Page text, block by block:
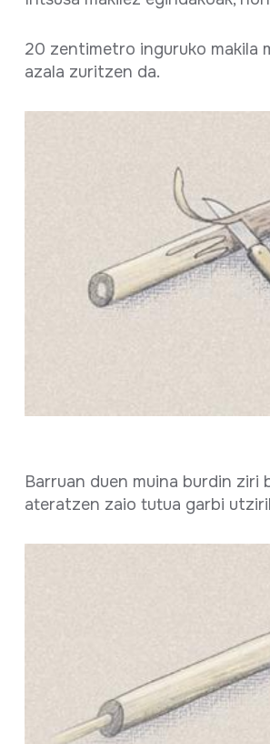
20 zentimetro inguruko makila
azala zuritzen da.
Barruan duen muina burdin ziri
ateratzen zaio tutua garbi